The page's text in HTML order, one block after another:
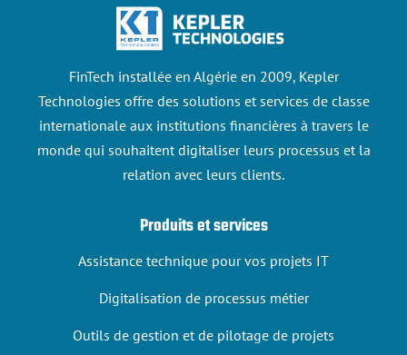
FinTech installée en Algérie en 2009, Kepler
Technologies offre des solutions et services de classe
internationale aux institutions financières à travers le
monde qui souhaitent digitaliser leurs processus et la
relation avec leurs clients.
Produits et services
Assistance technique pour vos projets IT
Digitalisation de processus métier
Outils de gestion et de pilotage de projets